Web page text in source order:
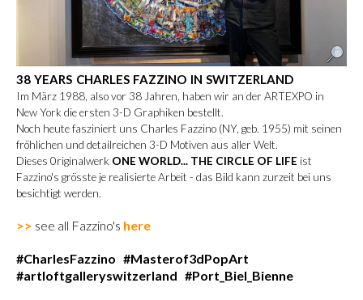
38 YEARS CHARLES FAZZINO IN SWITZERLAND
Im März 1988, also vor 38 Jahren, haben wir an der ARTEXPO in
New York die ersten 3-D Graphiken bestellt.
Noch heute fasziniert uns Charles Fazzino (NY, geb. 1955) mit seinen
fröhlichen und detailreichen 3-D Motiven aus aller Welt.
Dieses 0riginalwerk ONE WORLD... THE CIRCLE OF LIFE ist
Fazzino's grösste je realisierte Arbeit - das Bild kann zurzeit bei uns
besichtigt werden.
>> see all Fazzino's here
#CharlesFazzino #Masterof3dPopArt
#artloftgalleryswitzerland #Port_Biel_Bienne